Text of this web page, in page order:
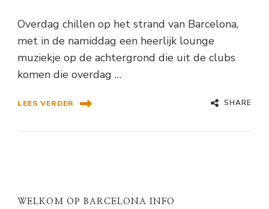
Overdag chillen op het strand van Barcelona,
met in de namiddag een heerlijk lounge
muziekje op de achtergrond die uit de clubs
komen die overdag …
LEES VERDER SHARE
WELKOM OP BARCELONA INFO